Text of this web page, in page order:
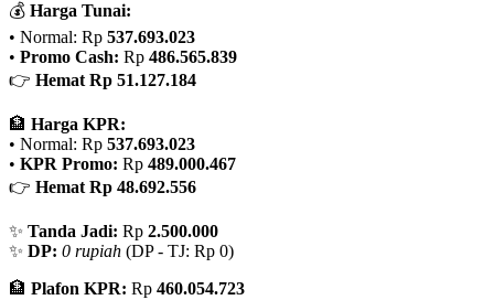
💰 Harga Tunai:
• Normal: Rp 537.693.023
• Promo Cash: Rp 486.565.839
👉 Hemat Rp 51.127.184
🏦 Harga KPR:
• Normal: Rp 537.693.023
• KPR Promo: Rp 489.000.467
👉 Hemat Rp 48.692.556
✨ Tanda Jadi: Rp 2.500.000
✨ DP: 0 rupiah (DP - TJ: Rp 0)
🏦 Plafon KPR: Rp 460.054.723